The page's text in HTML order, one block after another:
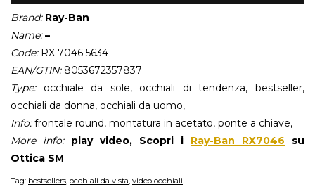
Brand:Ray-Ban
Name:–
Code:RX 7046 5634
EAN/GTIN:8053672357837
Type:occhiale da sole, occhiali di tendenza, bestseller,
occhiali da donna, occhiali da uomo,
Info:frontale round, montatura in acetato, ponte a chiave,
More info:play video, Scopri i Ray-Ban RX7046 su
Ottica SM
Tag: bestsellers, occhiali da vista, video occhiali